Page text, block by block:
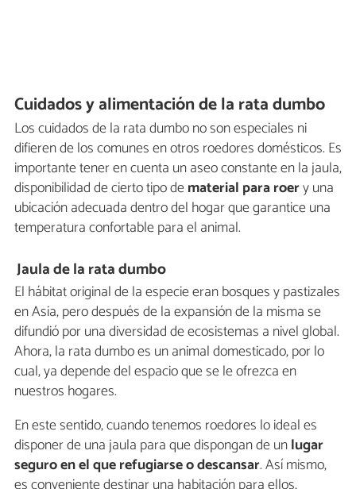
Cuidados y alimentación de la rata dumbo
Los cuidados de la rata dumbo no son especiales ni
difieren de los comunes en otros roedores domésticos. Es
importante tener en cuenta un aseo constante en la jaula,
disponibilidad de cierto tipo dematerial para roery una
ubicación adecuada dentro del hogar que garantice una
temperatura confortable para el animal.
Jaula de la rata dumbo
El hábitat original de la especie eran bosques y pastizales
en Asia, pero después de la expansión de la misma se
difundió por una diversidad de ecosistemas a nivel global.
Ahora, la rata dumbo es un animal domesticado, por lo
cual, ya depende del espacio que se le ofrezca en
nuestros hogares.
En este sentido, cuando tenemos roedores lo ideal es
disponer de una jaula para que dispongan de unlugar
seguro en el que refugiarse o descansar. Así mismo,